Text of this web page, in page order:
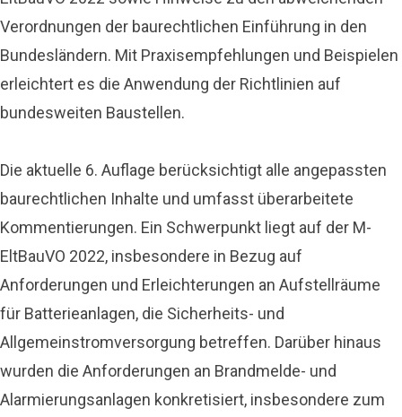
Verordnungen der baurechtlichen Einführung in den
Bundesländern. Mit Praxisempfehlungen und Beispielen
erleichtert es die Anwendung der Richtlinien auf
bundesweiten Baustellen.
Die aktuelle 6. Auflage berücksichtigt alle angepassten
baurechtlichen Inhalte und umfasst überarbeitete
Kommentierungen. Ein Schwerpunkt liegt auf der M-
EltBauVO 2022, insbesondere in Bezug auf
Anforderungen und Erleichterungen an Aufstellräume
für Batterieanlagen, die Sicherheits- und
Allgemeinstromversorgung betreffen. Darüber hinaus
wurden die Anforderungen an Brandmelde- und
Alarmierungsanlagen konkretisiert, insbesondere zum